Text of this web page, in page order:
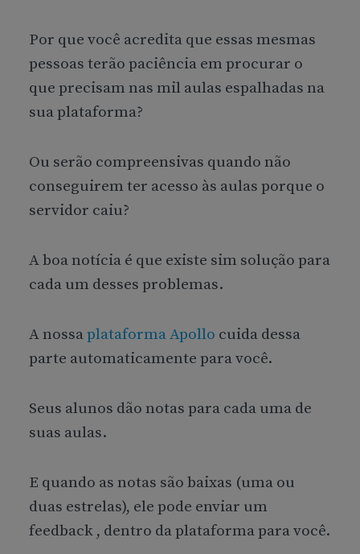
Por que você acredita que essas mesmas
pessoas terão paciência em procurar o
que precisam nas mil aulas espalhadas na
sua plataforma?
Ou serão compreensivas quando não
conseguirem ter acesso às aulas porque o
servidor caiu?
A boa notícia é que existe sim solução para
cada um desses problemas.
A nossaplataforma Apollo cuida dessa
parte automaticamente para você.
Seus alunos dão notas para cada uma de
suas aulas.
E quando as notas são baixas (uma ou
duas estrelas), ele pode enviar um
feedback , dentro da plataforma para você.